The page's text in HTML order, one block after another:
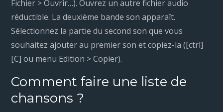
Fichier > Ouvrir…). Ouvrez un autre fichier audio
réductible. La deuxième bande son apparaît.
Sélectionnez la partie du second son que vous
souhaitez ajouter au premier son et copiez-la ([ctrl]
[C] ou menu Edition > Copier).
Comment faire une liste de
chansons ?